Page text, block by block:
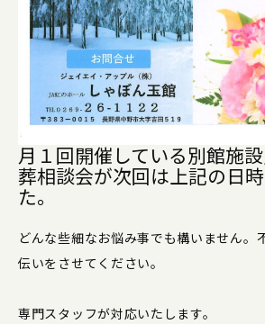
月１回開催している別館施
葬相談会が次回は上記の日
た。
どんな些細なお悩み事でも構いません。
伝いをさせてください。
専門スタッフが対応いたします。